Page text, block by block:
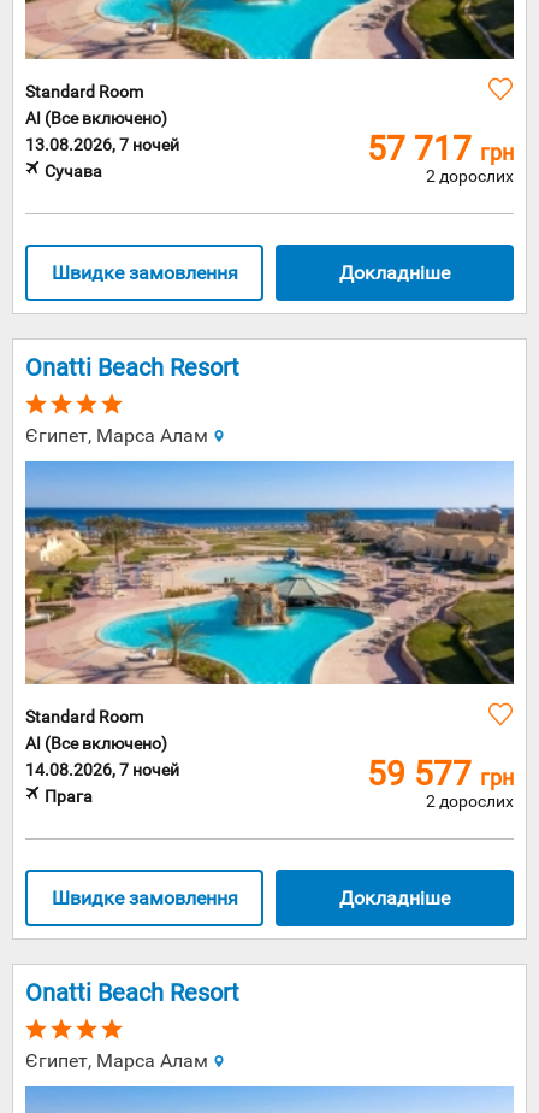
Standard Room
AI (Все включено)
13.08.2026, 7 ночей
Сучава
57 717 грн
2 дорослих
Докладніше
Швидке замовлення
Onatti Beach Resort
Єгипет, Марса Алам
Standard Room
AI (Все включено)
14.08.2026, 7 ночей
Прага
59 577 грн
2 дорослих
Докладніше
Швидке замовлення
Onatti Beach Resort
Єгипет, Марса Алам